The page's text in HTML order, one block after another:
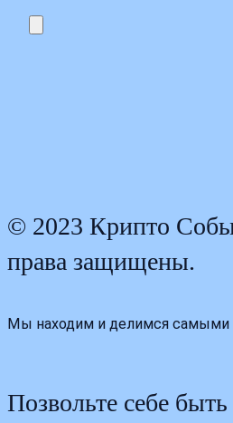
© 2023 Крипто
права защищены.
Мы находим и делимся
Позвольте себе